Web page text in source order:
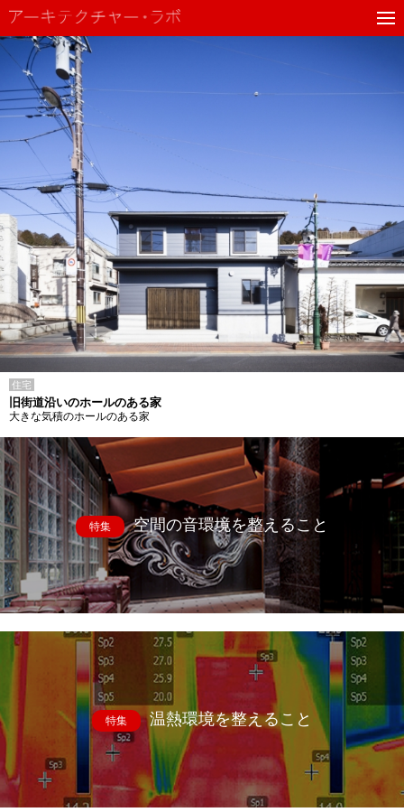
住宅
旧街道沿いのホールのある家
大きな気積のホールのある家
特集 空間の音環境を整えること
特集 温熱環境を整えること